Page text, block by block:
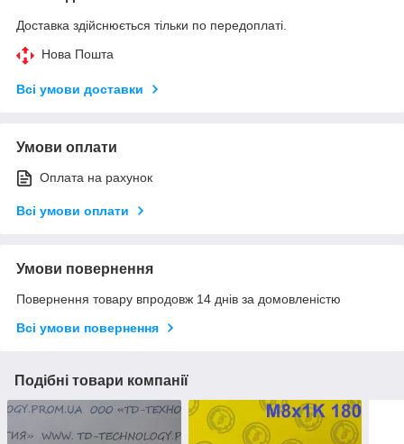
Доставка здійснюється тільки по передоплаті.
Нова Пошта
Всі умови доставки
Умови оплати
Оплата на рахунок
Всі умови оплати
Умови повернення
Повернення товару впродовж 14 днів за домовленістю
Всі умови повернення
Подібні товари компанії